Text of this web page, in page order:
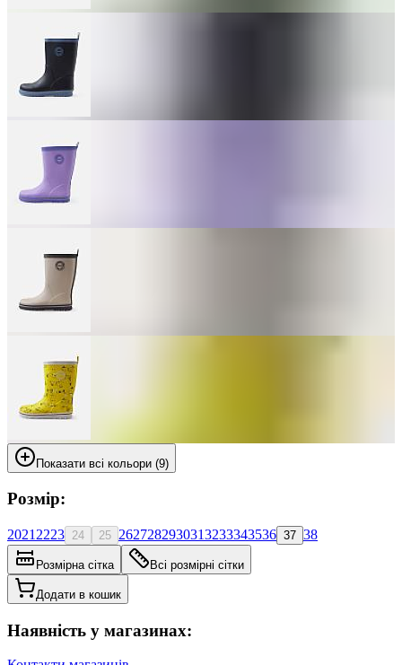
Показати всі кольори (9)
Розмір:
2021 2223 24 25 2627282930313233343536 37 38
Розмірна сітка Всі розмірні сітки
Додати в кошик
Наявність у магазинах: